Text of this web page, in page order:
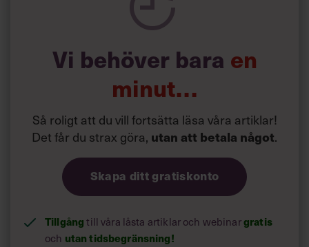
”Att som första medieföretag i Sverige nå 70 000 följare är
att skapa nytta för Sveriges chefer.”
Vi behöver bara en
minut…
Så roligt att du vill fortsätta läsa våra artiklar!
Det får du strax göra, utan att betala något.
Skapa ditt gratiskonto
Tillgångtill våra låsta artiklar och webinargratis
och utan tidsbegränsning!